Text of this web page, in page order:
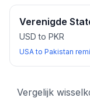
Verenigde
USD to PKR
USA to Pakistan
Vergelijk